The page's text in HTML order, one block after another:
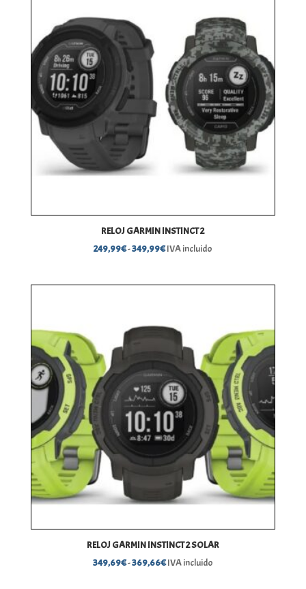
RELOJ GARMIN INSTINCT 2
249,99€-349,99€Rango
hasta
349,99€
IVA incluido
RELOJ GARMIN INSTINCT 2 SOLAR
349,69€-369,66€Rango
IVA incluido